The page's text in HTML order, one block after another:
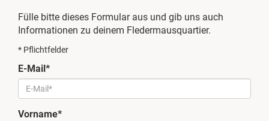
Fülle bitte dieses Formular aus und gib uns auch
Informationen zu deinem Fledermausquartier.
* Pflichtfelder
E-Mail*
Vorname*